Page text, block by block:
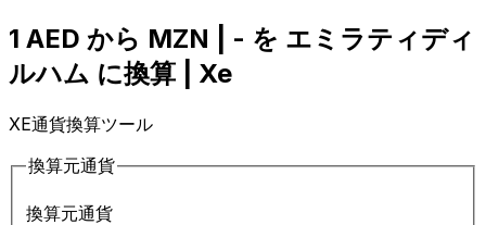
1 AED から MZN | - を エミラティディ
ルハム に換算 | Xe
XE通貨換算ツール
換算元通貨
換算元通貨